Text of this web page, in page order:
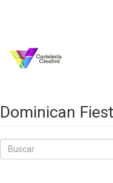
Dominican
Buscar
Buscar